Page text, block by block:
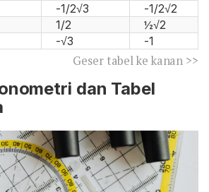
-1/2√3
-1/2√2
1/2
½√2
-√3 -1
Geser tabel ke kanan >>
dan Tabel